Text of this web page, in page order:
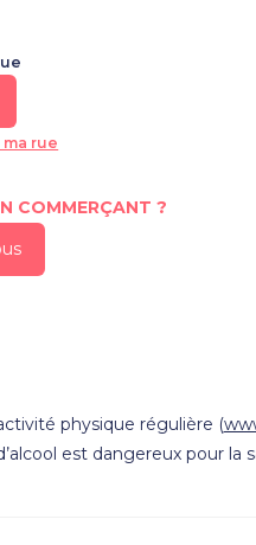
ma rue
COMMERÇANT ?
physique régulière (
d’alcool est dangereux pour